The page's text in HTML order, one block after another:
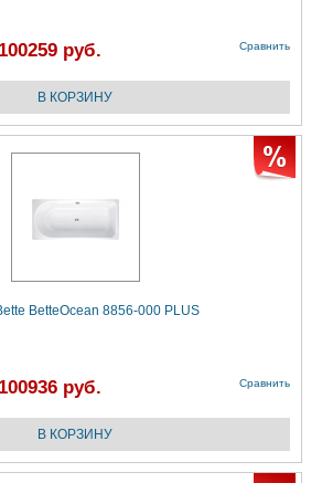
100259 руб. Сравнить
BetteOcean 8856-000 PLUS
100936 руб. Сравнить